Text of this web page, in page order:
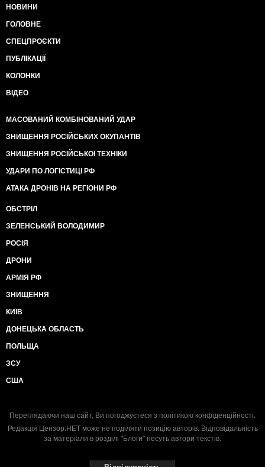
НОВИНИ
ГОЛОВНЕ
СПЕЦПРОЄКТИ
ПУБЛІКАЦІЇ
КОЛОНКИ
ВІДЕО
МАСОВАНИЙ КОМБІНОВАНИЙ УДАР
ЗНИЩЕННЯ РОСІЙСЬКИХ ОКУПАНТІВ
ЗНИЩЕННЯ РОСІЙСЬКОЇ ТЕХНІКИ
УДАРИ ПО ЛОГІСТИЦІ РФ
АТАКА ДРОНІВ НА РЕГІОНИ РФ
ОБСТРІЛ
ЗЕЛЕНСЬКИЙ ВОЛОДИМИР
РОСІЯ
ДРОНИ
АРМІЯ РФ
ЗНИЩЕННЯ
КИЇВ
ДОНЕЦЬКА ОБЛАСТЬ
ПОЛЬЩА
ЗСУ
США
Переглядаючи наш сайт, Ви погоджуєтеся з політикою конфіденційності.
Редакція Цензор.НЕТ може не поділяти позицію авторів. Відповідальність
за матеріали в розділі "Блоги" несуть автори текстів.